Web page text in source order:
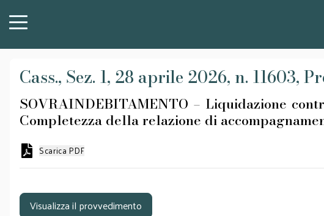
Cass., Sez. 1, 28 aprile 2026, n. 11603,
SOVRAINDEBITAMENTO – Liquidazione
Completezza della relazione di
Scarica PDF
Visualizza il provvedimento